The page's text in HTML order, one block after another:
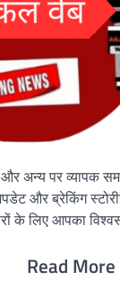
और अन्य पर व्यापक
और ब्रेकिंग
के लिए आपका
Read More